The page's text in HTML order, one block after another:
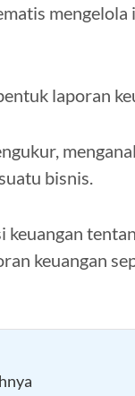
mengelola
laporan
bisnis.
keuangan
keuangan